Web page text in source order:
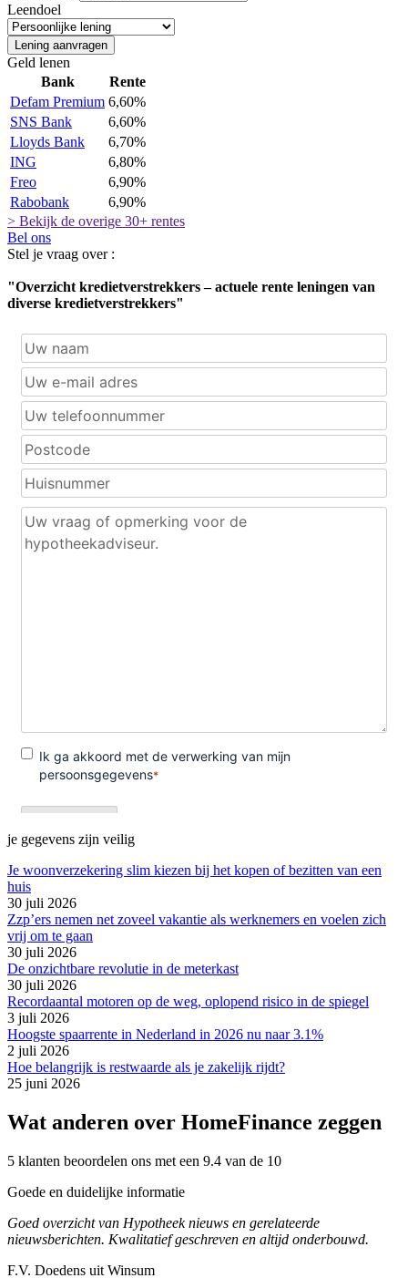
Leendoel
Lening aanvragen
Geld lenen
Bank
Rente
Defam Premium 6,60%
SNS Bank
6,60%
Lloyds Bank
6,70%
ING
6,80%
Freo
6,90%
Rabobank
6,90%
> Bekijk de overige 30+ rentes
Bel ons
Stel je vraag over :
"Overzicht kredietverstrekkers – actuele rente leningen van
diverse kredietverstrekkers"
je gegevens zijn veilig
Je woonverzekering slim kiezen bij het kopen of bezitten van een
huis
30 juli 2026
Zzp’ers nemen net zoveel vakantie als werknemers en voelen zich
vrij om te gaan
30 juli 2026
De onzichtbare revolutie in de meterkast
30 juli 2026
Recordaantal motoren op de weg, oplopend risico in de spiegel
3 juli 2026
Hoogste spaarrente in Nederland in 2026 nu naar 3.1%
2 juli 2026
Hoe belangrijk is restwaarde als je zakelijk rijdt?
25 juni 2026
Wat anderen over HomeFinance zeggen
5 klanten beoordelen ons met een 9.4 van de 10
Goede en duidelijke informatie
Goed overzicht van Hypotheek nieuws en gerelateerde
nieuwsberichten. Kwalitatief geschreven en altijd onderbouwd.
F.V. Doedens uit Winsum